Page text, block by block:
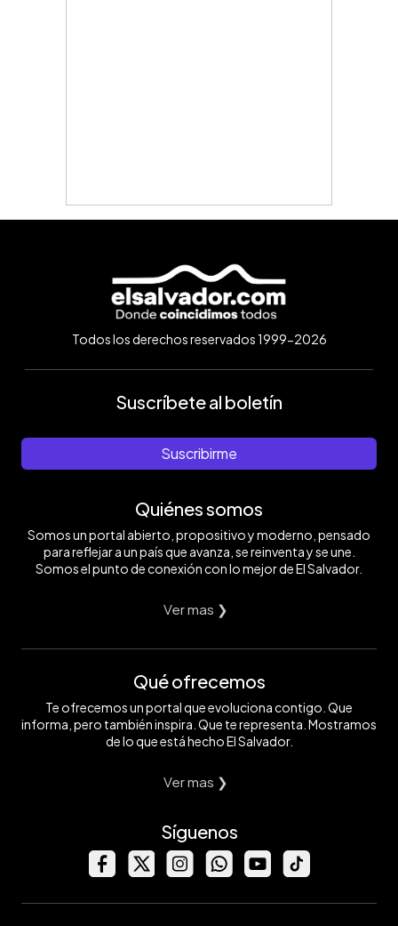
Todos los derechos reservados 1999-2026
Suscríbete al boletín
Suscribirme
Quiénes somos
Somos un portal abierto, propositivo y moderno, pensado
para reflejar a un país que avanza, se reinventa y se une.
Somos el punto de conexión con lo mejor de El Salvador.
Ver mas ❯
Qué ofrecemos
Te ofrecemos un portal que evoluciona contigo. Que
informa, pero también inspira. Que te representa. Mostramos
de lo que está hecho El Salvador.
Ver mas ❯
Síguenos